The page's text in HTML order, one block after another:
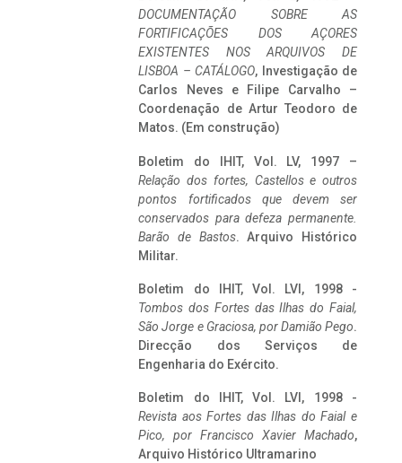
DOCUMENTAÇÃO SOBRE AS
FORTIFICAÇÕES DOS AÇORES
EXISTENTES NOS ARQUIVOS DE
LISBOA – CATÁLOGO, Investigação de
Carlos Neves e Filipe Carvalho –
Coordenação de Artur Teodoro de
Matos. (Em construção)
Boletim do IHIT, Vol. LV, 1997 –
Relação dos fortes, Castellos e outros
pontos fortificados que devem ser
conservados para defeza permanente.
Barão de Bastos. Arquivo Histórico
Militar.
Boletim do IHIT, Vol. LVI, 1998 -
Tombos dos Fortes das Ilhas do Faial,
São Jorge e Graciosa, por Damião Pego.
Direcção dos Serviços de
Engenharia do Exército.
Boletim do IHIT, Vol. LVI, 1998 -
Revista aos Fortes das Ilhas do Faial e
Pico, por Francisco Xavier Machado,
Arquivo Histórico Ultramarino